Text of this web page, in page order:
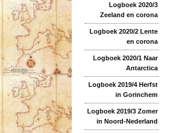
Logboek 2020/3
Zeeland en corona
Logboek 2020/2 Lente
en corona
Logboek 2020/1 Naar
Antarctica
Logboek 2019/4 Herfst
in Gorinchem
Logboek 2019/3 Zomer
in Noord-Nederland